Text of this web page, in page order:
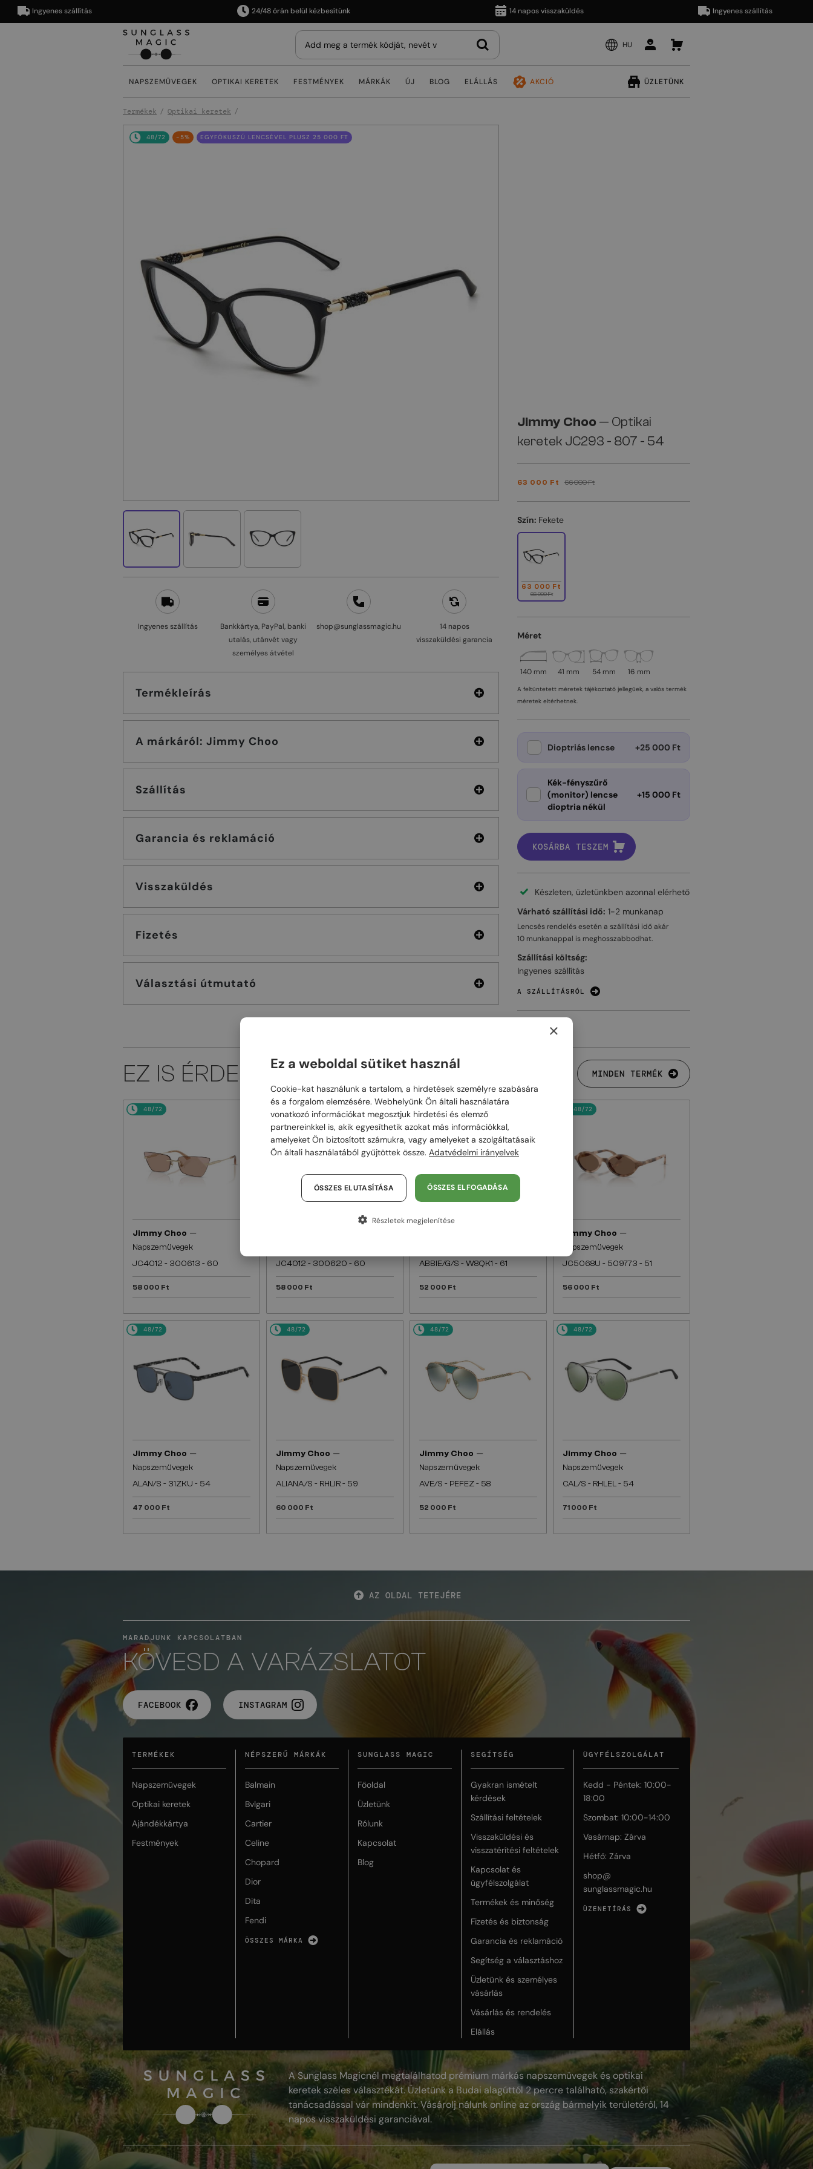
Ingyenes szállítás 24/48 órán belül kézbesítünk 14 napos visszaküldés Ingyenes szállítás
HU
NAPSZEMÜVEGEK OPTIKAI KERETEK FESTMÉNYEK MÁRKÁK ÚJ BLOG ELÁLLÁS AKCIÓ ÜZLETÜNK
Termékek Optikai keretek
48/72 -5% EGYFÓKUSZÚ LENCSÉVEL PLUSZ 25 000 FT
Ingyenes szállítás
Bankkártya, PayPal, banki
utalás, utánvét vagy
személyes átvétel
shop@sunglassmagic.hu
14 napos
visszaküldési garancia
Termékleírás
A márkáról: Jimmy Choo
Szállítás
Garancia és reklamáció
Visszaküldés
Fizetés
Választási útmutató
Jimmy Choo — Optikai
keretek JC293 - 807 - 54
63 000 Ft 66 000 Ft
Szín: Fekete
63 000 Ft
66 000 Ft
Méret
140 mm 41 mm 54 mm 16 mm
A feltüntetett méretek tájékoztató jellegűek, a valós termék
méretek eltérhetnek.
Dioptriás lencse +25 000 Ft
Kék-fényszűrő
(monitor) lencse
dioptria nékül
+15 000 Ft
KOSÁRBA TESZEM
Készleten, üzletünkben azonnal elérhető
Várható szállítási idő: 1-2 munkanap
Lencsés rendelés esetén a szállítási idő akár
10 munkanappal is meghosszabbodhat.
Szállítási költség:
Ingyenes szállítás
A SZÁLLÍTÁSRÓL
EZ IS ÉRDEKELHET MINDEN TERMÉK
48/72
Jimmy Choo —
Napszemüvegek
JC4012 - 300613 - 60
58 000 Ft
48/72
JC4012 - 300620 - 60
58 000 Ft
ABBIE/G/S - W8QK1 - 61
52 000 Ft
48/72
Jimmy Choo —
Napszemüvegek
JC5068U - 509773 - 51
56 000 Ft
48/72
Jimmy Choo —
Napszemüvegek
ALAN/S - 31ZKU - 54
47 000 Ft
48/72
Jimmy Choo —
Napszemüvegek
ALIANA/S - RHLIR - 59
60 000 Ft
48/72
Jimmy Choo —
Napszemüvegek
AVE/S - PEFEZ - 58
52 000 Ft
48/72
Jimmy Choo —
Napszemüvegek
CAL/S - RHLEL - 54
71 000 Ft
AZ OLDAL TETEJÉRE
MARADJUNK KAPCSOLATBAN
KÖVESD A VARÁZSLATOT
FACEBOOK INSTAGRAM
TERMÉKEK
Napszemüvegek
Optikai keretek
Ajándékkártya
Festmények
NÉPSZERŰ MÁRKÁK
Balmain
Bvlgari
Cartier
Celine
Chopard
Dior
Dita
Fendi
ÖSSZES MÁRKA
SUNGLASS MAGIC
Főoldal
Üzletünk
Rólunk
Kapcsolat
Blog
SEGÍTSÉG
Gyakran ismételt
kérdések
Szállítási feltételek
Visszaküldési és
visszatérítési feltételek
Kapcsolat és
ügyfélszolgálat
Termékek és minőség
Fizetés és biztonság
Garancia és reklamáció
Segítség a választáshoz
Üzletünk és személyes
vásárlás
Vásárlás és rendelés
Elállás
ÜGYFÉLSZOLGÁLAT
Kedd - Péntek: 10:00-
18:00
Szombat: 10:00-14:00
Vasárnap: Zárva
Hétfő: Zárva
shop@
sunglassmagic.hu
ÜZENETÍRÁS
A Sunglass Magicnél megtalálhatod prémium márkás napszemüvegek és optikai
keretek széles választékát. Üzletünk a Budai alagúttól 2 percre található, szakértői
tanácsadással vár mindenkit. Vásárolj nálunk online az ország bármelyik területéről, 14
napos visszaküldési garanciával.
×
Ez a weboldal sütiket használ
Cookie-kat használunk a tartalom, a hirdetések személyre szabására
és a forgalom elemzésére. Webhelyünk Ön általi használatára
vonatkozó információkat megosztjuk hirdetési és elemző
partnereinkkel is, akik egyesíthetik azokat más információkkal,
amelyeket Ön biztosított számukra, vagy amelyeket a szolgáltatásaik
Ön általi használatából gyűjtöttek össze. Adatvédelmi irányelvek
ÖSSZES ELFOGADÁSA
ÖSSZES ELUTASÍTÁSA
Részletek megjelenítése